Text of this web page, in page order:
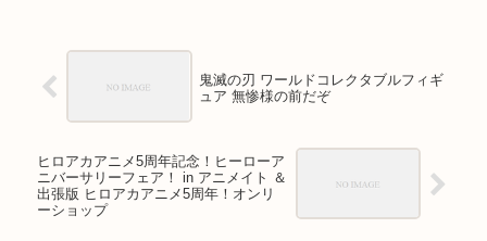
鬼滅の刃 ワールドコレクタブルフィギ
ュア 無惨様の前だぞ
ヒロアカアニメ5周年記念！ヒーローア
ニバーサリーフェア！ in アニメイト ＆
出張版 ヒロアカアニメ5周年！オンリ
ーショップ